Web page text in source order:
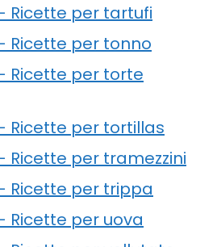
Ricette per tartufi
Ricette per tonno
Ricette per torte
Ricette per tortillas
Ricette per tramezzini
Ricette per trippa
Ricette per uova